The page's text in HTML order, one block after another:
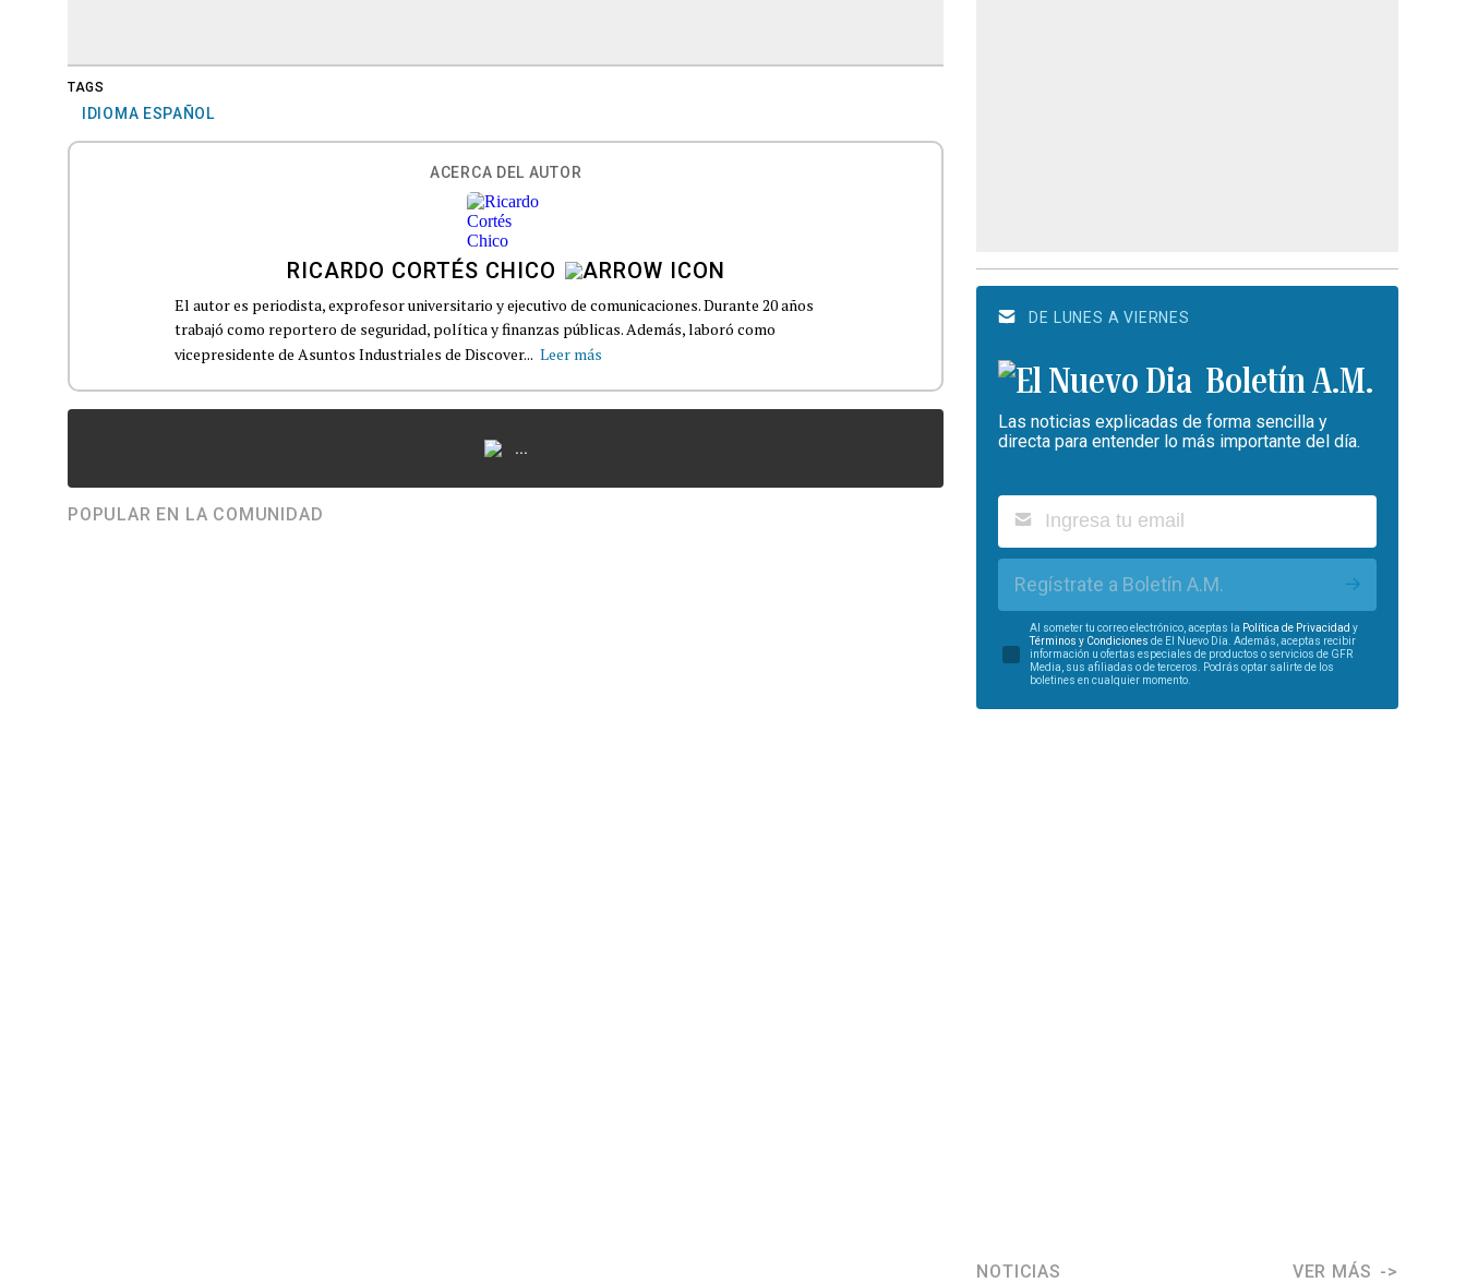
TAGS
IDIOMA ESPAÑOL
ACERCA DEL AUTOR
RICARDO CORTÉS CHICO
El autor es periodista, exprofesor universitario y ejecutivo de comunicaciones. Durante 20 años
trabajó como reportero de seguridad, política y finanzas públicas. Además, laboró como
vicepresidente de Asuntos Industriales de Discover... Leer más
...
POPULAR EN LA COMUNIDAD
DE LUNES A VIERNES
Boletín A.M.
Las noticias explicadas de forma sencilla y
directa para entender lo más importante del día.
Regístrate a Boletín A.M.
Al someter tu correo electrónico, aceptas la Política de Privacidad y
Términos y Condiciones de El Nuevo Día. Además, aceptas recibir
información u ofertas especiales de productos o servicios de GFR
Media, sus afiliadas o de terceros. Podrás optar salirte de los
boletines en cualquier momento.
NOTICIAS VER MÁS